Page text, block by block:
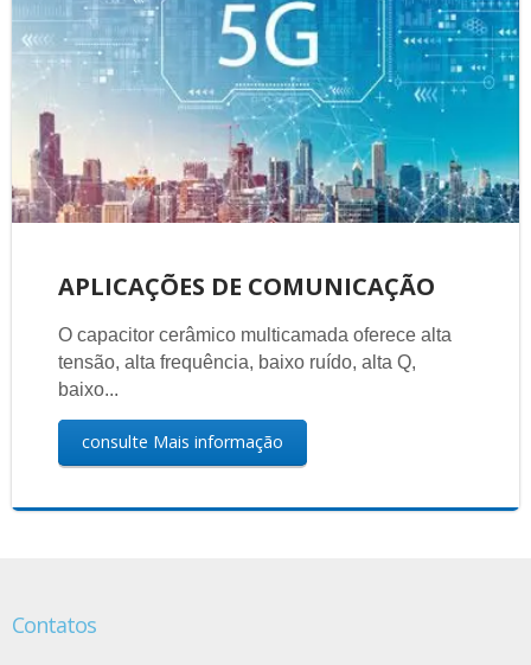
APLICAÇÕES DE COMUNICAÇÃO
O capacitor cerâmico multicamada oferece alta
tensão, alta frequência, baixo ruído, alta Q,
baixo...
consulte Mais informação
Contatos